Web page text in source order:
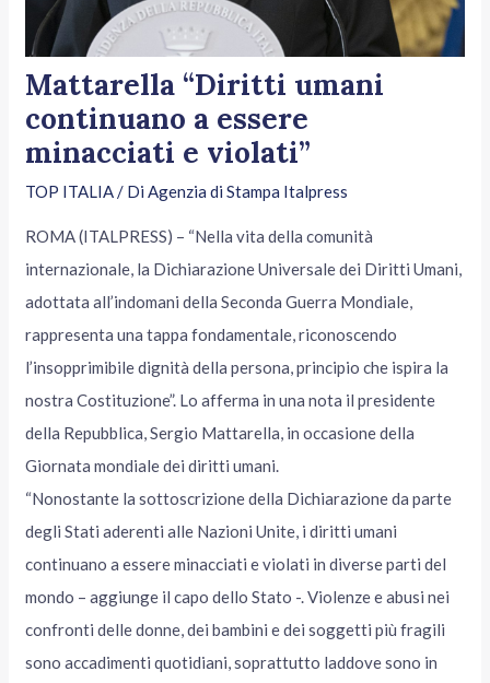
Mattarella “Diritti umani
continuano a essere
minacciati e violati”
TOP ITALIA / Di Agenzia di Stampa Italpress
ROMA (ITALPRESS) – “Nella vita della comunità
internazionale, la Dichiarazione Universale dei Diritti Umani,
adottata all’indomani della Seconda Guerra Mondiale,
rappresenta una tappa fondamentale, riconoscendo
l’insopprimibile dignità della persona, principio che ispira la
nostra Costituzione”. Lo afferma in una nota il presidente
della Repubblica, Sergio Mattarella, in occasione della
Giornata mondiale dei diritti umani.
“Nonostante la sottoscrizione della Dichiarazione da parte
degli Stati aderenti alle Nazioni Unite, i diritti umani
continuano a essere minacciati e violati in diverse parti del
mondo – aggiunge il capo dello Stato -. Violenze e abusi nei
confronti delle donne, dei bambini e dei soggetti più fragili
sono accadimenti quotidiani, soprattutto laddove sono in